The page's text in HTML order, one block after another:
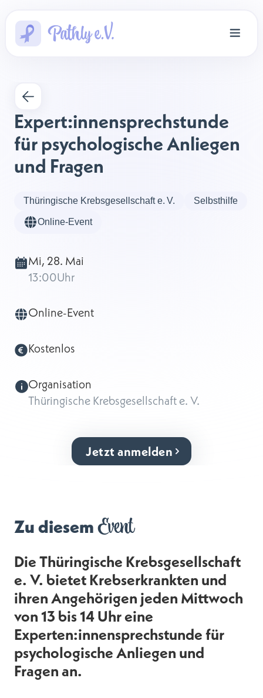
Expert:innensprechstunde
für psychologische Anliegen
und Fragen
Thüringische Krebsgesellschaft e. V. Selbsthilfe
Online-Event
Mi, 28. Mai
13:00Uhr
Online-Event
Kostenlos
Organisation
Thüringische Krebsgesellschaft e. V.
Jetzt anmelden
Zu diesemEvent
Die Thüringische Krebsgesellschaft
e. V. bietet Krebserkrankten und
ihren Angehörigen jeden Mittwoch
von 13 bis 14 Uhr eine
Experten:innensprechstunde für
psychologische Anliegen und
Fragen an.